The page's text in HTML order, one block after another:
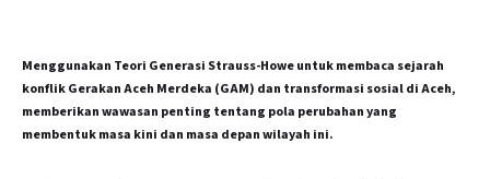
Menggunakan Teori Generasi Strauss-Howe untuk membaca sejarah
konflik Gerakan Aceh Merdeka (GAM) dan transformasi sosial di Aceh,
memberikan wawasan penting tentang pola perubahan yang
membentuk masa kini dan masa depan wilayah ini.